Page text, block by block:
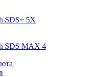
SDS+ 5X
SDS MAX 4